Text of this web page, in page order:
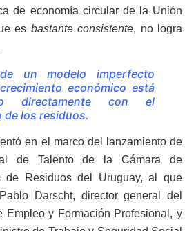
de economía circular de la Unión
es bastante consistente, no logra
un modelo imperfecto
económico está
directamente con el
de los residuos.
en el marco del lanzamiento de
de Talento de la Cámara de
de Residuos del Uruguay, al que
Darscht, director general del
Empleo y Formación Profesional, y